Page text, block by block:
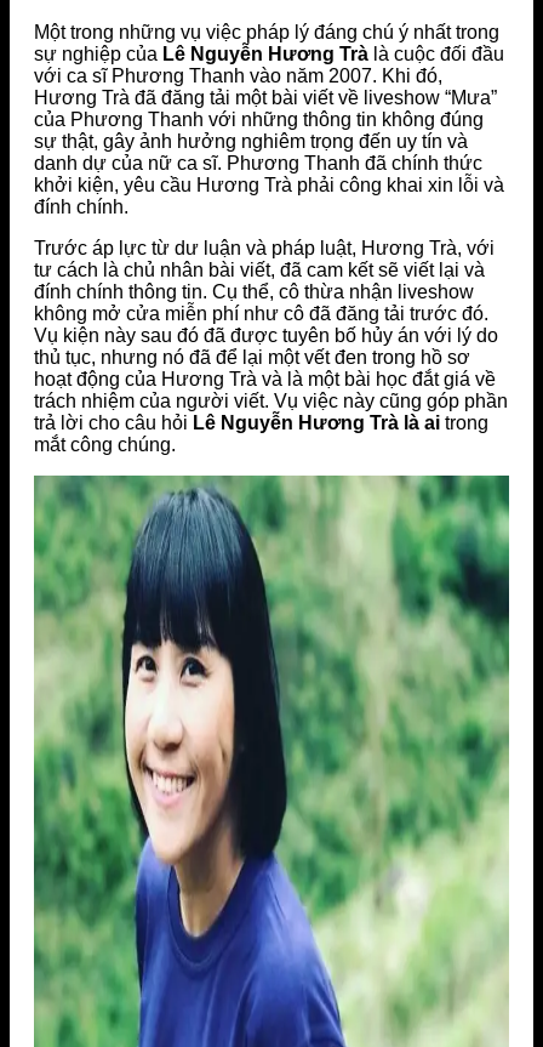
Một trong những vụ việc pháp lý đáng chú ý nhất trong
sự nghiệp của Lê Nguyễn Hương Trà là cuộc đối đầu
với ca sĩ Phương Thanh vào năm 2007. Khi đó,
Hương Trà đã đăng tải một bài viết về liveshow “Mưa”
của Phương Thanh với những thông tin không đúng
sự thật, gây ảnh hưởng nghiêm trọng đến uy tín và
danh dự của nữ ca sĩ. Phương Thanh đã chính thức
khởi kiện, yêu cầu Hương Trà phải công khai xin lỗi và
đính chính.
Trước áp lực từ dư luận và pháp luật, Hương Trà, với
tư cách là chủ nhân bài viết, đã cam kết sẽ viết lại và
đính chính thông tin. Cụ thể, cô thừa nhận liveshow
không mở cửa miễn phí như cô đã đăng tải trước đó.
Vụ kiện này sau đó đã được tuyên bố hủy án với lý do
thủ tục, nhưng nó đã để lại một vết đen trong hồ sơ
hoạt động của Hương Trà và là một bài học đắt giá về
trách nhiệm của người viết. Vụ việc này cũng góp phần
trả lời cho câu hỏi Lê Nguyễn Hương Trà là ai trong
mắt công chúng.